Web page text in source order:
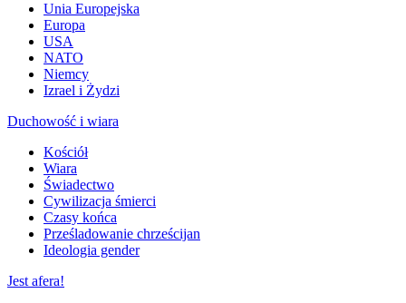
Unia Europejska
Europa
USA
NATO
Niemcy
Izrael i Żydzi
Duchowość i wiara
Kościół
Wiara
Świadectwo
Cywilizacja śmierci
Czasy końca
Prześladowanie chrześcijan
Ideologia gender
Jest afera!